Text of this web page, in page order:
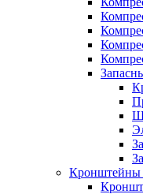
Кронштейны